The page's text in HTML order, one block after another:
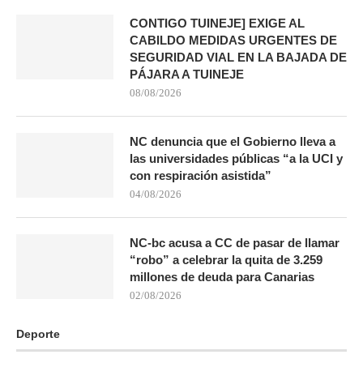
CONTIGO TUINEJE] EXIGE AL
CABILDO MEDIDAS URGENTES DE
SEGURIDAD VIAL EN LA BAJADA DE
PÁJARA A TUINEJE
08/08/2026
NC denuncia que el Gobierno lleva a
las universidades públicas “a la UCI y
con respiración asistida”
04/08/2026
NC-bc acusa a CC de pasar de llamar
“robo” a celebrar la quita de 3.259
millones de deuda para Canarias
02/08/2026
Deporte